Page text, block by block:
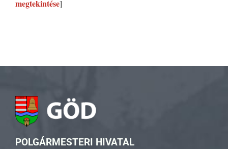
megtekintése]
POLGÁRMESTERI HIVATAL